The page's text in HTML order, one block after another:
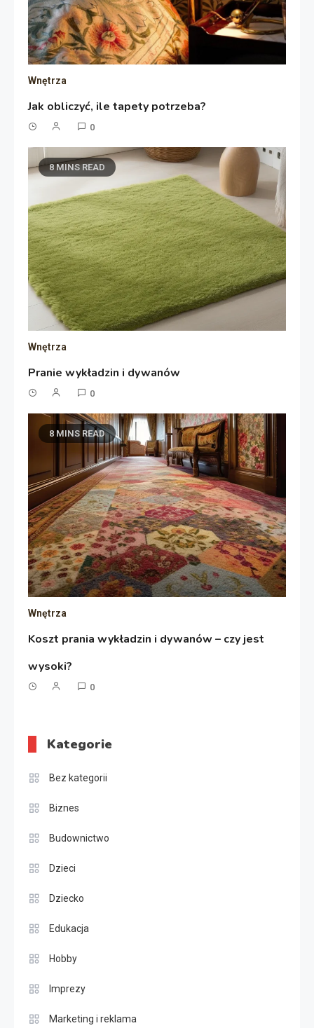
Wnętrza
Jak obliczyć, ile tapety potrzeba?
0
8 MINS READ
Wnętrza
Pranie wykładzin i dywanów
0
8 MINS READ
Wnętrza
Koszt prania wykładzin i dywanów – czy jest
wysoki?
0
Kategorie
Bez kategorii
Biznes
Budownictwo
Dzieci
Dziecko
Edukacja
Hobby
Imprezy
Marketing i reklama